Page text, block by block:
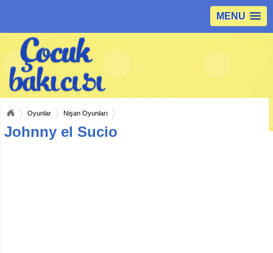
MENU
Oyunlar Nişan Oyunları
Johnny el Sucio